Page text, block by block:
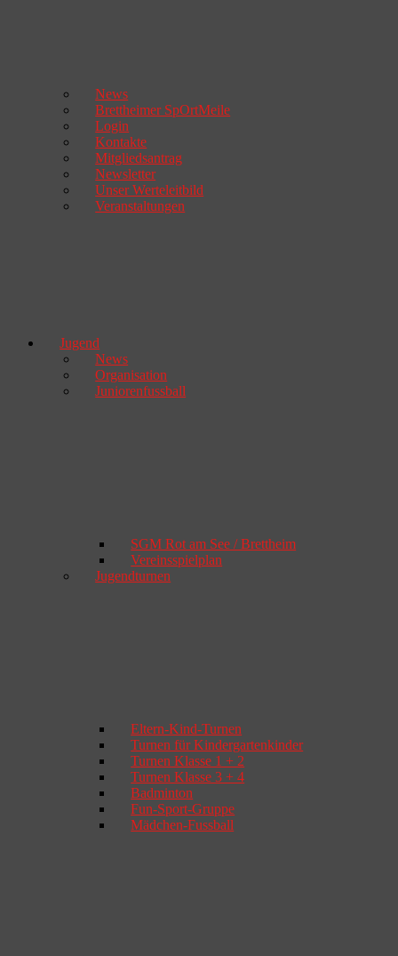
News
Brettheimer SpOrtMeile
Login
Kontakte
Mitgliedsantrag
Newsletter
Unser Werteleitbild
Veranstaltungen
Jugend
News
Organisation
Juniorenfussball
SGM Rot am See / Brettheim
Vereinsspielplan
Jugendturnen
Eltern-Kind-Turnen
Turnen für Kindergartenkinder
Turnen Klasse 1 + 2
Turnen Klasse 3 + 4
Badminton
Fun-Sport-Gruppe
Mädchen-Fussball